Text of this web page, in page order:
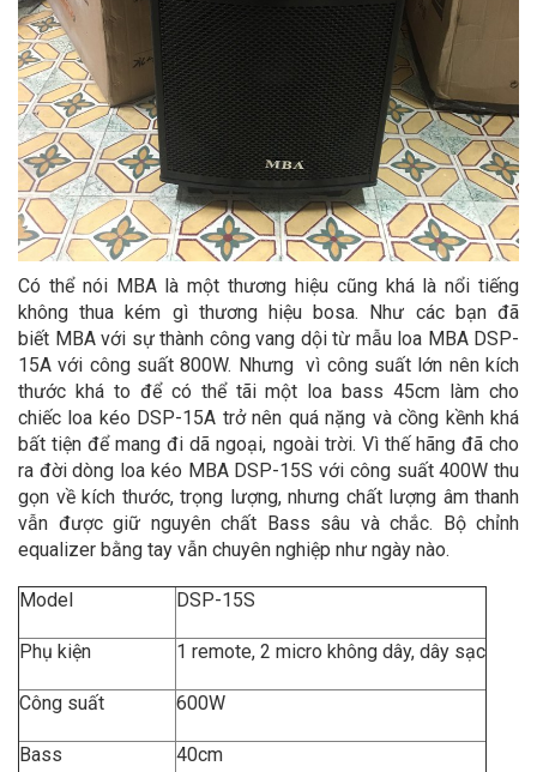
Có thể nói MBA là một thương hiệu cũng khá là nổi tiếng
không thua kém gì thương hiệu bosa. Như các bạn đã
biết MBA với sự thành công vang dội từ mẫu loa MBA DSP-
15A với công suất 800W. Nhưng vì công suất lớn nên kích
thước khá to để có thể tãi một loa bass 45cm làm cho
chiếc loa kéo DSP-15A trở nên quá nặng và cồng kềnh khá
bất tiện để mang đi dã ngoại, ngoài trời. Vì thế hãng đã cho
ra đời dòng loa kéo MBA DSP-15S với công suất 400W thu
gọn về kích thước, trọng lượng, nhưng chất lượng âm thanh
vẫn được giữ nguyên chất Bass sâu và chắc. Bộ chỉnh
equalizer bằng tay vẫn chuyên nghiệp như ngày nào.
Model DSP-15S
Phụ kiện 1 remote, 2 micro không dây, dây sạc
Công suất 600W
Bass 40cm